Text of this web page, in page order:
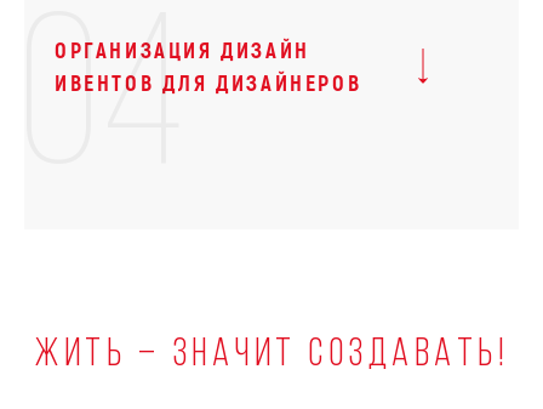
04
ОРГАНИЗАЦИЯ ДИЗАЙН
ИВЕНТОВ ДЛЯ ДИЗАЙНЕРОВ
Жить – значит создавать!